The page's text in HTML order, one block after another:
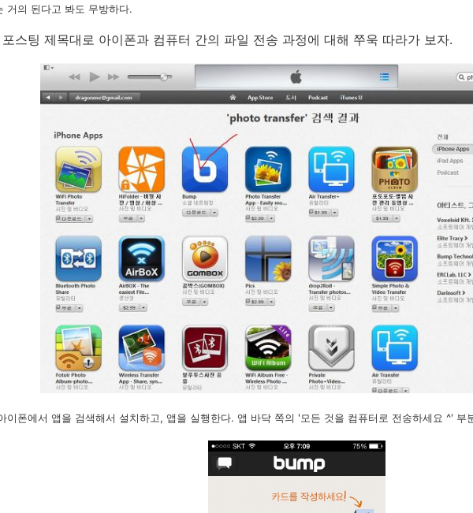
거의 된다고 봐도 무방하다.
스팅 제목대로 아이폰과 컴퓨터 간의 파일 전송 과정에 대해 쭈욱 따라가 보자.
이폰에서 앱을 검색해서 설치하고, 앱을 실행한다. 앱 바닥 쪽의 '모든 것을 컴퓨터로 전송하세요 ^' 부